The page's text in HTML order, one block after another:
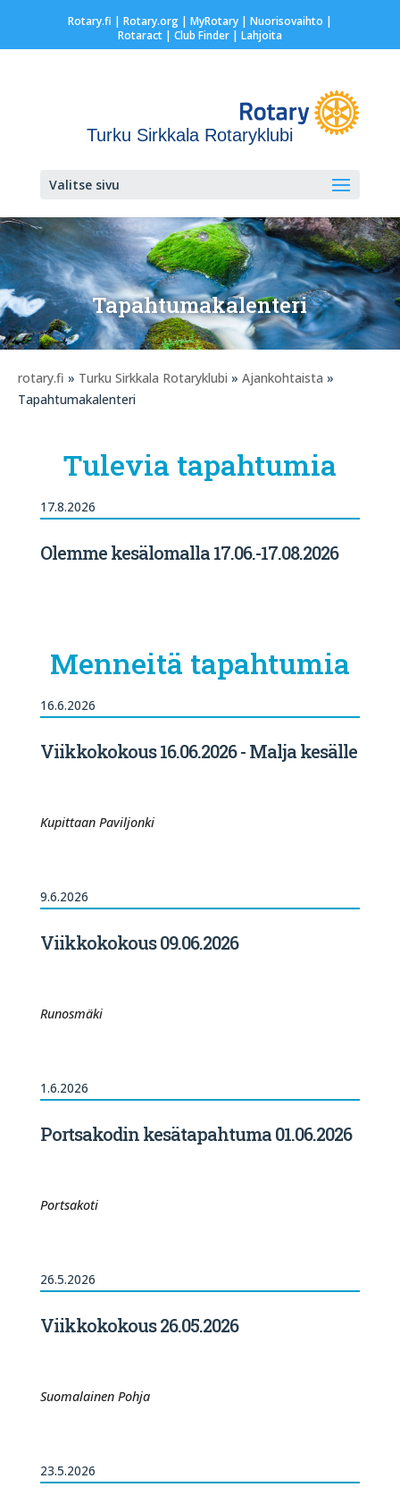
Rotary.fi | Rotary.org| MyRotary | Nuorisovaihto |
Rotaract| Club Finder| Lahjoita
Turku Sirkkala Rotaryklubi
Valitse sivu
Tapahtumakalenteri
rotary.fi » Turku Sirkkala Rotaryklubi » Ajankohtaista »
Tapahtumakalenteri
Tulevia tapahtumia
17.8.2026
Olemme kesälomalla 17.06.-17.08.2026
Menneitä tapahtumia
16.6.2026
Viikkokokous 16.06.2026 - Malja kesälle
Kupittaan Paviljonki
9.6.2026
Viikkokokous 09.06.2026
Runosmäki
1.6.2026
Portsakodin kesätapahtuma 01.06.2026
Portsakoti
26.5.2026
Viikkokokous 26.05.2026
Suomalainen Pohja
23.5.2026